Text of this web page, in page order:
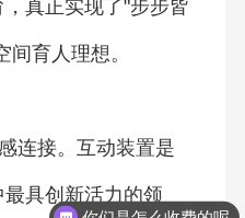
真正实现了"步步皆
育人理想。
连接。互动装置是
具创新活力的领